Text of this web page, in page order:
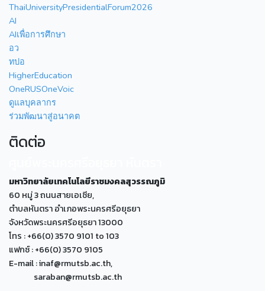
ThaiUniversityPresidentialForum2026
AI
AIเพื่อการศึกษา
อว
ทปอ
HigherEducation
OneRUSOneVoic
ดูแลบุคลากร
ร่วมพัฒนาสู่อนาคต
ติดต่อ
มหาวิทยาลัยเทคโนโลยีราชมงคลสุวรรณภูมิ
60 หมู่ 3 ถนนสายเอเซีย,
ตำบลหันตรา อำเภอพระนครศรีอยุธยา
จังหวัดพระนครศรีอยุธยา 13000
โทร : +66(0) 3570 9101 to 103
แฟกซ์ : +66(0) 3570 9105
E-mail : inaf@rmutsb.ac.th,
saraban@rmutsb.ac.th